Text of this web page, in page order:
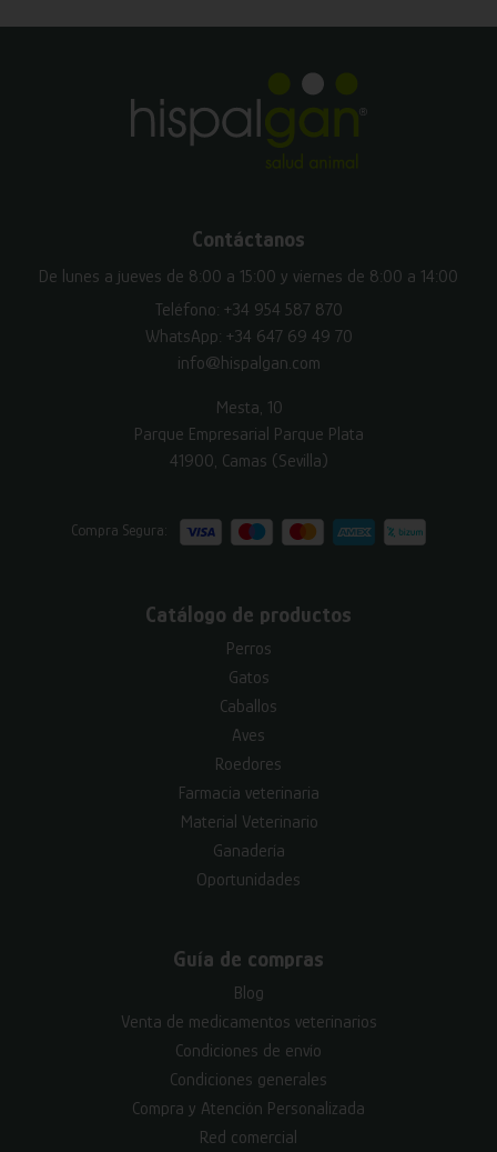
Contáctanos
De lunes a jueves de 8:00 a 15:00 y viernes de 8:00 a 14:00
Teléfono: +34 954 587 870
WhatsApp: +34 647 69 49 70
info@hispalgan.com
Mesta, 10
Parque Empresarial Parque Plata
41900, Camas (Sevilla)
Compra Segura:
Catálogo de productos
Perros
Gatos
Caballos
Aves
Roedores
Farmacia veterinaria
Material Veterinario
Ganadería
Oportunidades
Guía de compras
Blog
Venta de medicamentos veterinarios
Condiciones de envío
Condiciones generales
Compra y Atención Personalizada
Red comercial